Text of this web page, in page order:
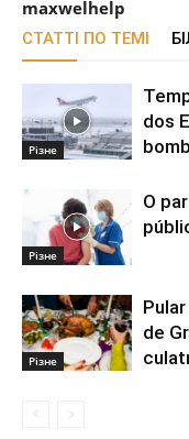
maxwelhelp
СТАТТІ ПО ТЕМІ
Різне
dos
Різне
O
Різне
de